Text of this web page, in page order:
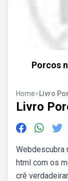
Porcos
Home>Livro
Livro
Webdescubra
html com os
crê